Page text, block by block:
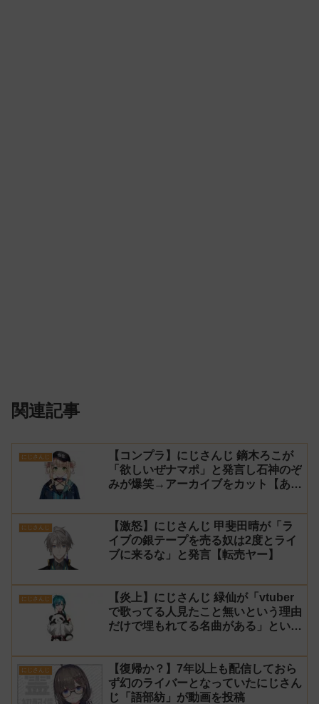
関連記事
にじさんじ
【コンプラ】にじさんじ 鏑木ろこが
「欲しいぜナマポ」と発言し石神のぞ
みが爆笑→アーカイブをカット【あら
にじさんじ
【激怒】にじさんじ 甲斐田晴が「ラ
イブの銀テープを売る奴は2度とライ
ブに来るな」と発言【転売ヤー】
にじさんじ
【炎上】にじさんじ 緑仙が「vtuber
で歌ってる人見たこと無いという理由
だけで埋もれてる名曲がある」という
にじさんじ
【復帰か？】7年以上も配信しておら
ず幻のライバーとなっていたにじさん
じ「語部紡」が動画を投稿